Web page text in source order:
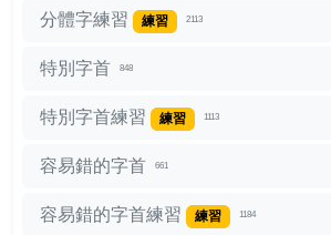
分體字練習 練習 2113
特別字首 848
特別字首練習 練習 1113
容易錯的字首 661
容易錯的字首練習 練習 1184